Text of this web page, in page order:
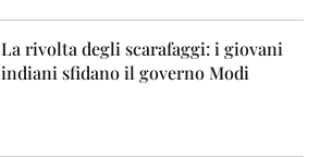
La rivolta degli scarafaggi: i giovani
indiani sfidano il governo Modi